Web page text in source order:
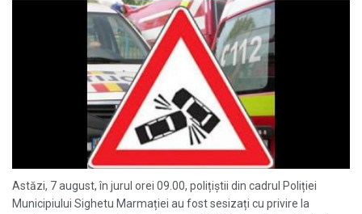
Astăzi, 7 august, în jurul orei 09.00, polițiștii din cadrul Poliției
Municipiului Sighetu Marmației au fost sesizați cu privire la